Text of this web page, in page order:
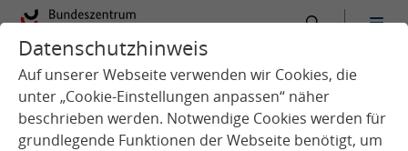
Datenschutzhinweis
Auf unserer Webseite verwenden wir Cookies, die
unter „Cookie-Einstellungen anpassen“ näher
beschrieben werden. Notwendige Cookies werden für
grundlegende Funktionen der Webseite benötigt, um
: